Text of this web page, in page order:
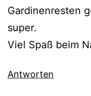
Gardinenresten
super.
Viel Spaß beim
Antworten